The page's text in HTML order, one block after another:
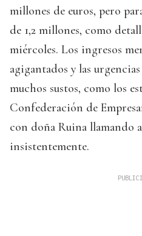
millones de euros, pero
de 1,2 millones, como
miércoles. Los ingresos
agigantados y las
muchos sustos, como los
Confederación de
con doña Ruina llamando
insistentemente.